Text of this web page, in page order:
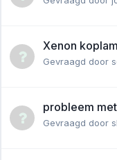
Xenon
Gevraagd door
probleem
Gevraagd door